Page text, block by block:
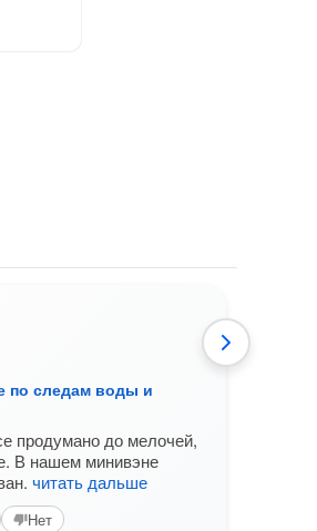
по следам воды и
продумано до мелочей,
В нашем минивэне
читать дальше
Нет